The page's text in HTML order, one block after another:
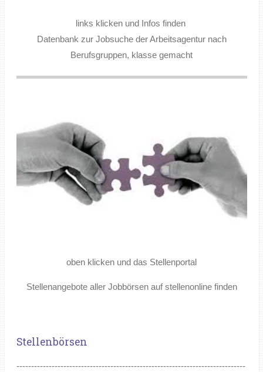
links klicken und Infos finden
Datenbank zur Jobsuche der Arbeitsagentur nach
Berufsgruppen, klasse gemacht
oben klicken und das Stellenportal
Stellenangebote aller Jobbörsen auf stellenonline finden
Stellenbörsen
------------------------------------------------------------------------------